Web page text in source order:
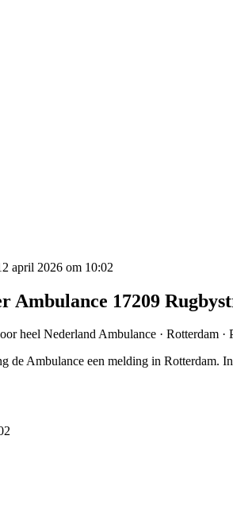
april 2026 om 10:02
Ambulance 17209
heel Nederland Ambulance · Rotterdam
de Ambulance een melding in Rotterdam.